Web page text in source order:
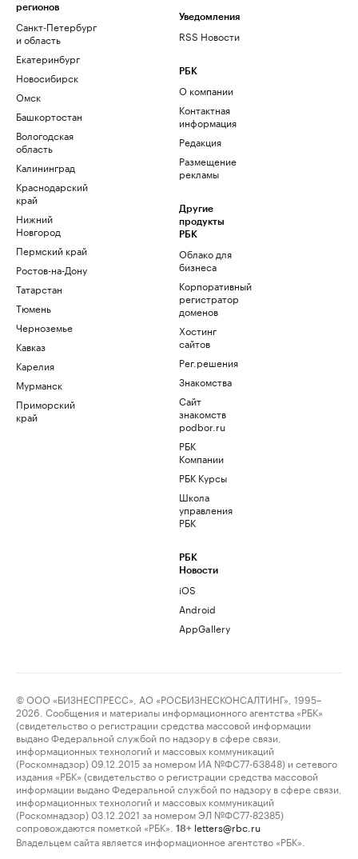
регионов
Санкт-Петербург
и область
Екатеринбург
Новосибирск
Омск
Башкортостан
Вологодская
область
Калининград
Краснодарский
край
Нижний
Новгород
Пермский край
Ростов-на-Дону
Татарстан
Тюмень
Черноземье
Кавказ
Карелия
Мурманск
Приморский
край
Уведомления
RSS Новости
РБК
О компании
Контактная
информация
Редакция
Размещение
рекламы
Другие
продукты
РБК
Облако для
бизнеса
Корпоративный
регистратор
доменов
Хостинг
сайтов
Рег.решения
Знакомства
Сайт
знакомств
podbor.ru
РБК
Компании
РБК Курсы
Школа
управления
РБК
РБК
Новости
iOS
Android
AppGallery
© ООО «БИЗНЕСПРЕСС», АО «РОСБИЗНЕСКОНСАЛТИНГ», 1995–
2026. Сообщения и материалы информационного агентства «РБК»
(свидетельство о регистрации средства массовой информации
выдано Федеральной службой по надзору в сфере связи,
информационных технологий и массовых коммуникаций
(Роскомнадзор) 09.12.2015 за номером ИА №ФС77-63848) и сетевого
издания «РБК» (свидетельство о регистрации средства массовой
информации выдано Федеральной службой по надзору в сфере связи,
информационных технологий и массовых коммуникаций
(Роскомнадзор) 03.12.2021 за номером ЭЛ №ФС77-82385)
сопровождаются пометкой «РБК».
18+ letters@rbc.ru
Владельцем сайта является информационное агентство «РБК».